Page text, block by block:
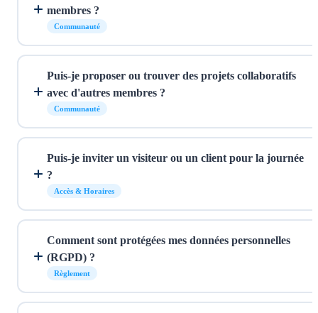
membres ?
Communauté
Puis-je proposer ou trouver des projets collaboratifs
avec d'autres membres ?
Communauté
Puis-je inviter un visiteur ou un client pour la journée
?
Accès & Horaires
Comment sont protégées mes données personnelles
(RGPD) ?
Règlement